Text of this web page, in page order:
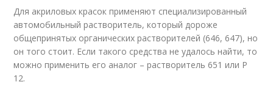
Для акриловых красок применяют специализированный
автомобильный растворитель, который дороже
общепринятых органических растворителей (646, 647), но
он того стоит. Если такого средства не удалось найти, то
можно применить его аналог – растворитель 651 или Р
12.